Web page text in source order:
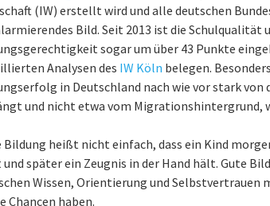
(IW) erstellt wird und alle deutschen
Bild. Seit 2013 ist die Schulqualität
sogar um über 43 Punkte
Analysen des IW Köln belegen.
in Deutschland nach wie vor stark von
und nicht etwa vom Migrationshintergrund,
Bildung heißt nicht einfach, dass ein Kind
später ein Zeugnis in der Hand hält. Gute
Wissen, Orientierung und Selbstvertrauen
Chancen haben.